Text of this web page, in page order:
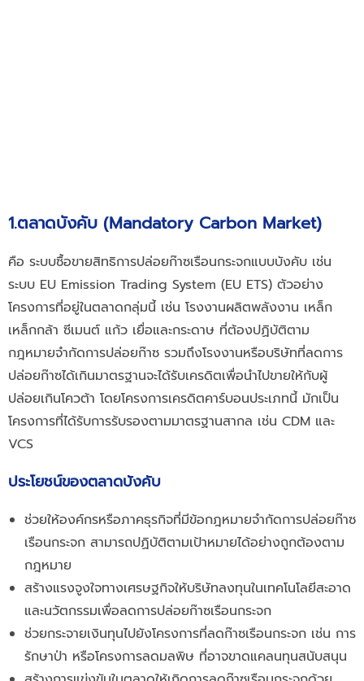
1.ตลาดบังคับ (Mandatory Carbon Market)
คือ ระบบซื้อขายสิทธิการปล่อยก๊าซเรือนกระจกแบบบังคับ เช่น
ระบบ EU Emission Trading System (EU ETS) ตัวอย่าง
โครงการที่อยู่ในตลาดกลุ่มนี้ เช่น โรงงานผลิตพลังงาน เหล็ก
เหล็กกล้า ซีเมนต์ แก้ว เยื่อและกระดาษ ที่ต้องปฏิบัติตาม
กฎหมายจำกัดการปล่อยก๊าซ รวมถึงโรงงานหรือบริษัทที่ลดการ
ปล่อยก๊าซได้เกินมาตรฐานจะได้รับเครดิตเพื่อนำไปขายให้กับผู้
ปล่อยเกินโควต้า โดยโครงการเครดิตคาร์บอนประเภทนี้ มักเป็น
โครงการที่ได้รับการรับรองตามมาตรฐานสากล เช่น CDM และ
VCS
ประโยชน์ของตลาดบังคับ
ช่วยให้องค์กรหรือภาคธุรกิจที่มีข้อกฎหมายจำกัดการปล่อยก๊าซ
เรือนกระจก สามารถปฏิบัติตามเป้าหมายได้อย่างถูกต้องตาม
กฎหมาย
สร้างแรงจูงใจทางเศรษฐกิจให้บริษัทลงทุนในเทคโนโลยีสะอาด
และนวัตกรรมเพื่อลดการปล่อยก๊าซเรือนกระจก
ช่วยกระจายเงินทุนไปยังโครงการที่ลดก๊าซเรือนกระจก เช่น การ
รักษาป่า หรือโครงการลดมลพิษ ที่อาจขาดแคลนทุนสนับสนุน